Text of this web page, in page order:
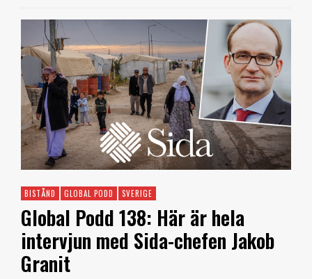
BISTÅND GLOBAL PODD SVERIGE
Global Podd 138: Här är hela
intervjun med Sida-chefen Jakob
Granit